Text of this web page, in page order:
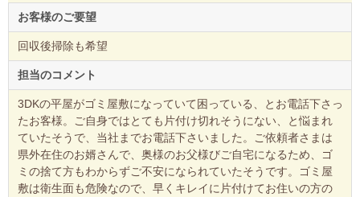
お客様のご要望
回収後掃除も希望
担当のコメント
3DKの平屋がゴミ屋敷になっていて困っている、とお電話下さっ
たお客様。ご自身ではとても片付け切れそうにない、と悩まれ
ていたそうで、当社までお電話下さいました。ご依頼者さまは
県外在住のお婿さんで、奥様のお父様びご自宅になるため、ゴ
ミの捨て方もわからずご不安になられていたそうです。ゴミ屋
敷は衛生面も危険なので、早くキレイに片付けてお住いの方の